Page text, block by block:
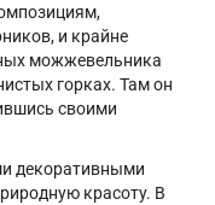
и крайне
можжевельника
горках. Там он
своими
декоративными
красоту. В